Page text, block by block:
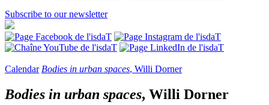
Subscribe to our newsletter
Calendar Bodies in urban spaces, Willi Dorner
Bodies in urban spaces, Willi Dorner